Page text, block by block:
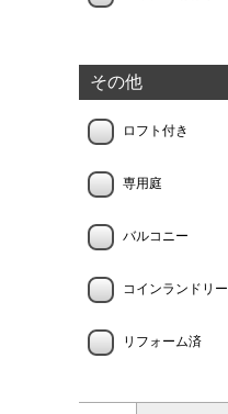
その他
ロフト付き
専用庭
バルコニー
コインランドリー
リフォーム済